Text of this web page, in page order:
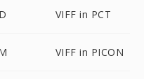
VIFF in PCT
VIFF in PICON